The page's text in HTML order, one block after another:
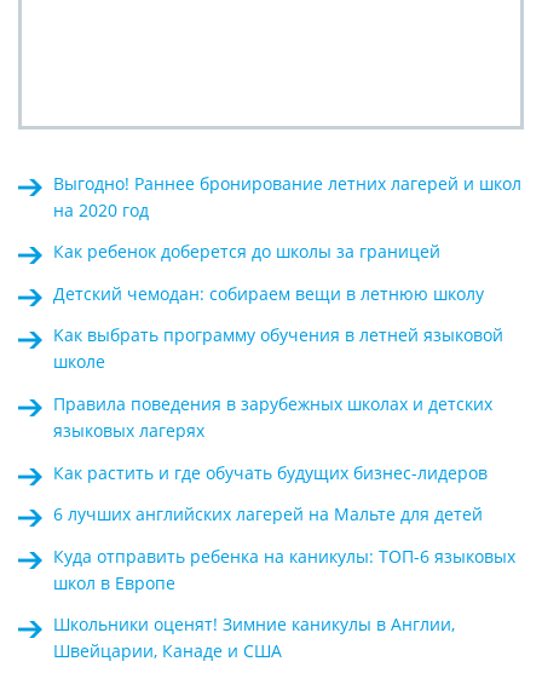
Выгодно! Раннее бронирование летних лагерей и школ
на 2020 год
Как ребенок доберется до школы за границей
Детский чемодан: собираем вещи в летнюю школу
Kак выбрать программу обучения в летней языковой
школе
Правила поведения в зарубежных школах и детских
языковых лагерях
Как растить и где обучать будущих бизнес-лидеров
6 лучших английских лагерей на Мальте для детей
Куда отправить ребенка на каникулы: ТОП-6 языковых
школ в Европе
Школьники оценят! Зимние каникулы в Англии,
Швейцарии, Канаде и США